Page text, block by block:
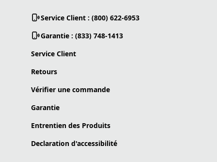
Service Client : (800) 622-6953
Garantie : (833) 748-1413
Service Client
Retours
Vérifier une commande
Garantie
Entrentien des Produits
Declaration d'accessibilité